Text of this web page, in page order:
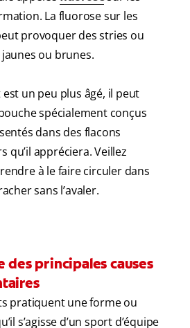
La fluorose sur les
provoquer des stries ou
ou brunes.
un peu plus âgé, il peut
spécialement conçus
dans des flacons
qu’il appréciera. Veillez
à le faire circuler dans
sans l’avaler.
des principales causes
pratiquent une forme ou
s’agisse d’un sport d’équipe